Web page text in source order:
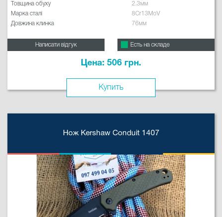
Товщина обуху
2.3мм
Марка сталі
8Cr13MoV
Довжина клинка
76мм
Написати відгук Есть на складе
Цена: 506 грн.
Купить
Нож Kershaw Conduit 1407